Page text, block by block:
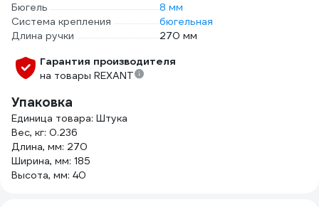
Бюгель
8 мм
Система крепления
бюгельная
Длина ручки
270 мм
Гарантия производителя
на товары REXANT
Упаковка
Единица товара: Штука
Вес, кг: 0.236
Длина, мм: 270
Ширина, мм: 185
Высота, мм: 40